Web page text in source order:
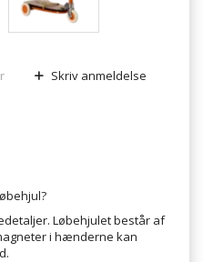
Skriv anmeldelse
Løbehjulet består af
i hænderne kan